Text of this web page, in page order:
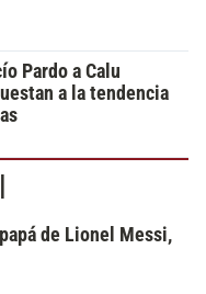
Pardo a Calu
a la tendencia
de Lionel Messi,